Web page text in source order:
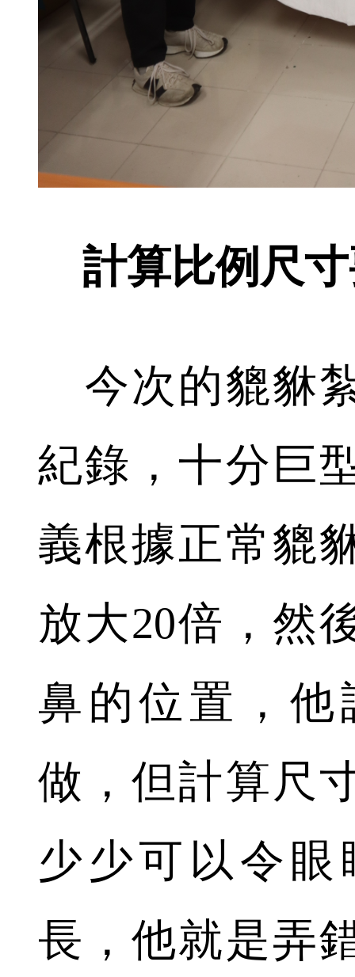
計算比例尺寸
今次的貔貅
紀錄，十分巨
義根據正常貔
放大20倍，然
鼻的位置，
做，但計算尺
少少可以令
長，他就是弄